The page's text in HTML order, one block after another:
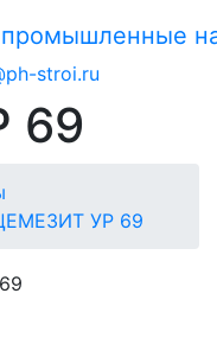
stroi.ru
69
УР 69